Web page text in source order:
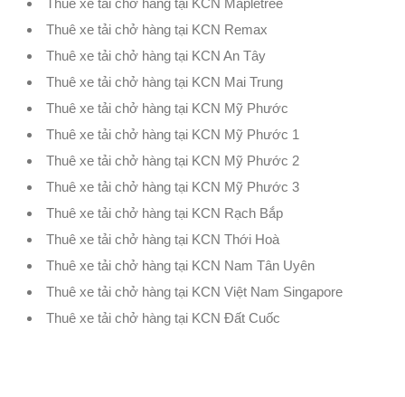
Thuê xe tải chở hàng tại KCN Remax
Thuê xe tải chở hàng tại KCN An Tây
Thuê xe tải chở hàng tại KCN Mai Trung
Thuê xe tải chở hàng tại KCN Mỹ Phước
Thuê xe tải chở hàng tại KCN Mỹ Phước 1
Thuê xe tải chở hàng tại KCN Mỹ Phước 2
Thuê xe tải chở hàng tại KCN Mỹ Phước 3
Thuê xe tải chở hàng tại KCN Rạch Bắp
Thuê xe tải chở hàng tại KCN Thới Hoà
Thuê xe tải chở hàng tại KCN Nam Tân Uyên
Thuê xe tải chở hàng tại KCN Việt Nam Singapore
Thuê xe tải chở hàng tại KCN Đất Cuốc